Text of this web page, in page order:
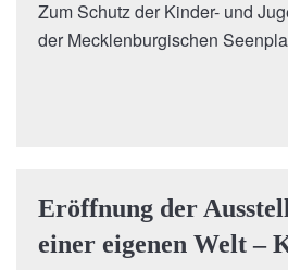
Zum Schutz der Kinder- und
der Mecklenburgischen
Eröffnung der
einer eigenen Welt –